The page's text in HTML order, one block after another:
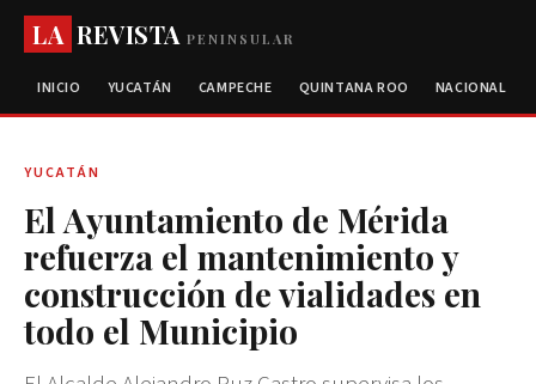
LA REVISTAPENINSULAR
INICIO YUCATÁN CAMPECHE QUINTANA ROO NACIONAL
YUCATÁN
El Ayuntamiento de Mérida
refuerza el mantenimiento y
construcción de vialidades en
todo el Municipio